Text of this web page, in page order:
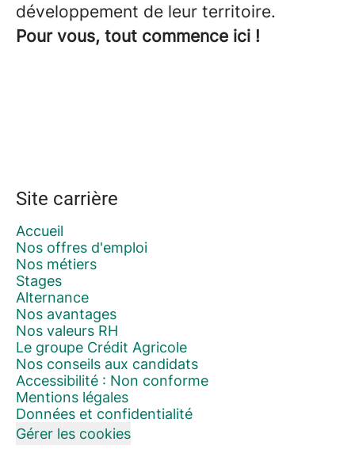
développement de leur territoire.
Pour vous, tout commence ici !
Site carrière
Accueil
Nos offres d'emploi
Nos métiers
Stages
Alternance
Nos avantages
Nos valeurs RH
Le groupe Crédit Agricole
Nos conseils aux candidats
Accessibilité : Non conforme
Mentions légales
Données et confidentialité
Gérer les cookies